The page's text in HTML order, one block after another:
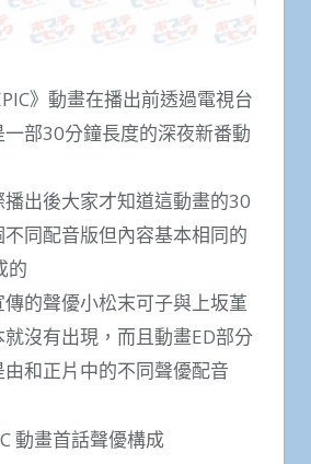
》動畫在播出前透過電視台
部30分鐘長度的深夜新番動
出後大家才知道這動畫的30
同配音版但內容基本相同的
的
的聲優小松末可子與上坂堇
沒有出現，而且動畫ED部分
和正片中的不同聲優配音
動畫首話聲優構成